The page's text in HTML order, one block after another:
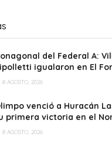
del Federal A:
igualaron en El
8 AGOSTO, 2026
venció a Huracán
primera victoria en el
8 AGOSTO, 2026